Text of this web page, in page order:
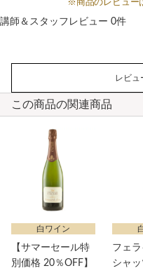
※商品のレビュー
講師＆スタッフレビュー 0件
レビュ
この商品の関連商品
白ワイン
【サマーセール特
別価格 20％OFF】
フェラ
シャ